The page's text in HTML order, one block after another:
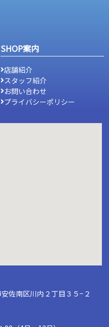
SHOP案内
店舗紹介
スタッフ紹介
お問い合わせ
プライバシーポリシー
佐南区川内２丁目３５−２